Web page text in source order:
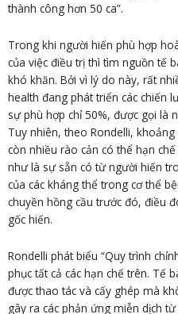
thành công hơn 50 ca”.
Trong khi người hiến phù hợp
của việc điều trị thì tìm nguồn tế
khó khăn. Bởi vì lý do này, rất
health đang phát triển các chiến
sự phù hợp chỉ 50%, được gọi là
Tuy nhiên, theo Rondelli,
còn nhiều rào cản có thể hạn
như là sự sẵn có từ người hiến
của các kháng thể trong cơ thể
chuyền hồng cầu trước đó, điều
gốc hiến.
Rondelli phát biểu “Quy trình
phục tất cả các hạn chế trên. Tế
được thao tác và cấy ghép mà
gây ra các phản ứng miễn dịch